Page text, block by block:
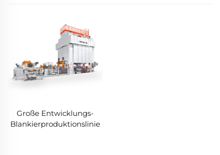
Große Entwicklungs-
Blankierproduktionslinie